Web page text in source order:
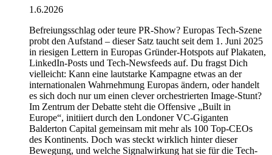
1.6.2026
Befreiungsschlag oder teure PR-Show? Europas Tech-Szene
probt den Aufstand – dieser Satz taucht seit dem 1. Juni 2025
in riesigen Lettern in Europas Gründer-Hotspots auf Plakaten,
LinkedIn-Posts und Tech-Newsfeeds auf. Du fragst Dich
vielleicht: Kann eine lautstarke Kampagne etwas an der
internationalen Wahrnehmung Europas ändern, oder handelt
es sich doch nur um einen clever orchestrierten Image-Stunt?
Im Zentrum der Debatte steht die Offensive „Built in
Europe“, initiiert durch den Londoner VC-Giganten
Balderton Capital gemeinsam mit mehr als 100 Top-CEOs
des Kontinents. Doch was steckt wirklich hinter dieser
Bewegung, und welche Signalwirkung hat sie für die Tech-